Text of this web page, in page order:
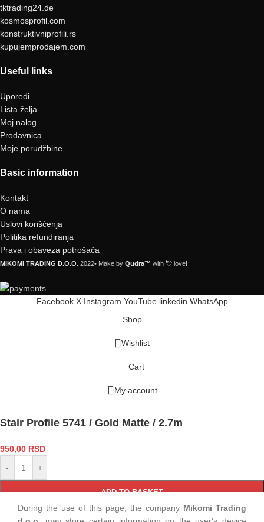
tktrading24.de
kosmosprofil.com
konstruktivniprofili.rs
kupujemprodajem.com
Useful links
Uporedi
Lista želja
Moj nalog
Prodavnica
Moje porudžbine
Basic information
Kontakt
O nama
Uslovi korišćenja
Politika refundiranja
Prava i obaveza potrošača
MIKOMI TRADING D.O.O. 2022• Make by Qudra™ with 💘 love!
Facebook X Instagram YouTube linkedin WhatsApp
Shop
Wishlist
Cart
My account
During the use of this page, the company Mikomi Trading
Stair Profile 5741 / Gold Matte / 2.7m
950,00 RSD
-
+
ADD TO BASKET